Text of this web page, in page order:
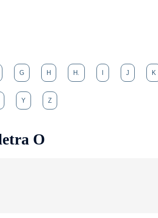
G H H. J K
Y Z
O